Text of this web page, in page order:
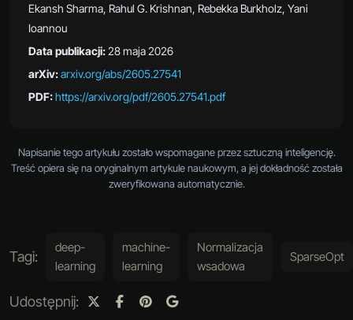
Ekansh Sharma, Rahul G. Krishnan, Rebekka Burkholz, Yani
Ioannou
Data publikacji:28 maja 2026
arXiv:arxiv.org/abs/2605.27541
PDF:https://arxiv.org/pdf/2605.27541.pdf
Napisanie tego artykułu zostało wspomagane przez sztuczną inteligencję.
Treść opiera się na oryginalnym artykule naukowym, a jej dokładność została
zweryfikowana automatycznie.
Tagi:
deep-
learning
machine-
learning
Normalizacja
wsadowa
SparseOpt
Udostępnij: